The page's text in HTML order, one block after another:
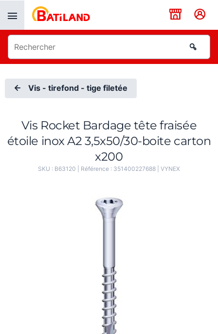
Vis - tirefond - tige filetée
Vis Rocket Bardage tête fraisée
étoile inox A2 3,5x50/30-boite carton
x200
SKU : B63120 | Référence : 351400227688 VYNEX
Panneau de gestion des cookies